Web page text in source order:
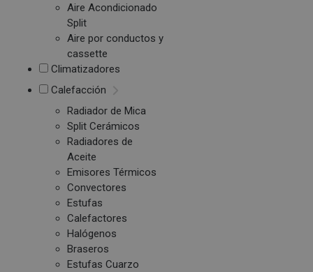
Aire Acondicionado
Split
Aire por conductos y
cassette
Climatizadores
Calefacción
Radiador de Mica
Split Cerámicos
Radiadores de
Aceite
Emisores Térmicos
Convectores
Estufas
Calefactores
Halógenos
Braseros
Estufas Cuarzo